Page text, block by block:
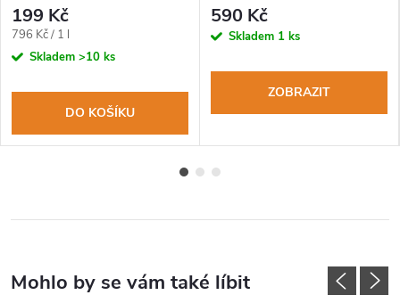
199 Kč
Měrná
cena:
796 Kč / 1 l
Skladem >10 ks
DO KOŠÍKU
590 Kč
Skladem 1 ks
ZOBRAZIT